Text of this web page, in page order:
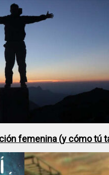
femenina (y cómo tú